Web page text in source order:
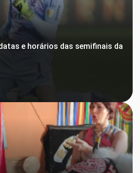
e horários das semifinais da